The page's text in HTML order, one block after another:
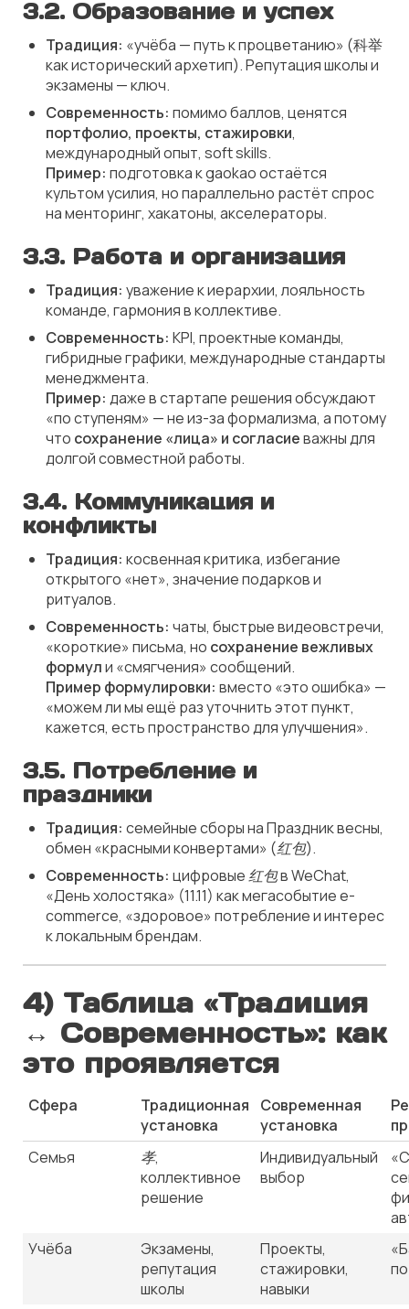
3.2. Образование и успех
Традиция: «учёба — путь к процветанию» (科举
как исторический архетип). Репутация школы и
экзамены — ключ.
Современность: помимо баллов, ценятся
портфолио, проекты, стажировки,
международный опыт, soft skills.
Пример: подготовка кgaokaoостаётся
культом усилия, но параллельно растёт спрос
на менторинг, хакатоны, акселераторы.
3.3. Работа и организация
Традиция: уважение к иерархии, лояльность
команде, гармония в коллективе.
Современность: KPI, проектные команды,
гибридные графики, международные стандарты
менеджмента.
Пример: даже в стартапе решения обсуждают
«по ступеням» — не из-за формализма, а потому
что сохранение «лица» и согласиеважны для
долгой совместной работы.
3.4. Коммуникация и
конфликты
Традиция: косвенная критика, избегание
открытого «нет», значение подарков и
ритуалов.
Современность: чаты, быстрые видеовстречи,
«короткие» письма, но сохранение вежливых
формули «смягчения» сообщений.
Пример формулировки: вместо «это ошибка» —
«можем ли мы ещё раз уточнить этот пункт,
кажется, есть пространство для улучшения».
3.5. Потребление и
праздники
Традиция: семейные сборы на Праздник весны,
обмен «красными конвертами» (红包).
Современность: цифровые红包в WeChat,
«День холостяка» (11.11) как мегасобытие e-
commerce, «здоровое» потребление и интерес
к локальным брендам.
4) Таблица «Традиция
↔ Современность»: как
это проявляется
Сфера
Традиционная
установка
Современная
установка
Семья
孝,
коллективное
решение
Индивидуальный
выбор
Учёба
Экзамены,
репутация
школы
Проекты,
стажировки,
навыки